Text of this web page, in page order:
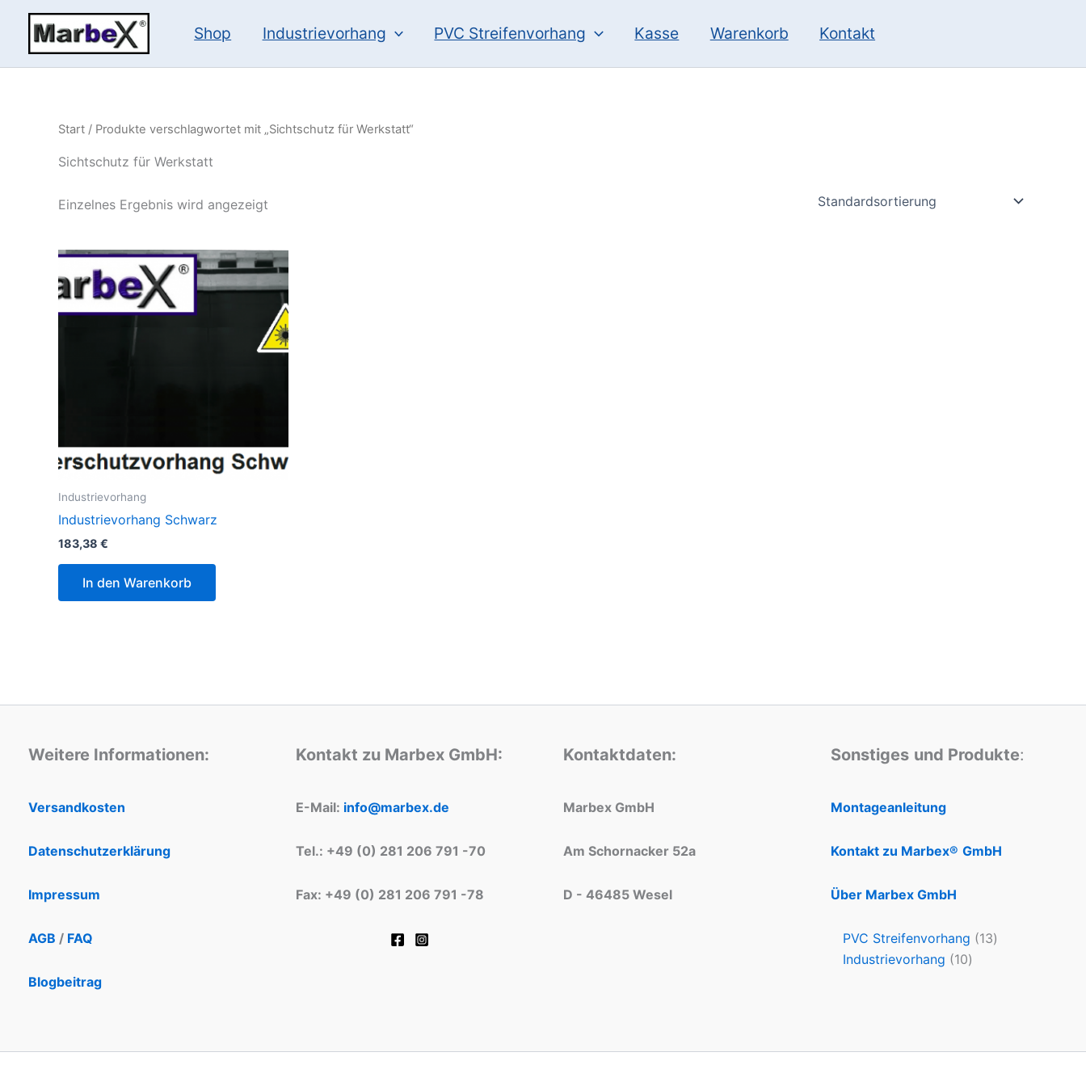
springen
Shop Industrievorhang PVC Streifenvorhang Kasse Warenkorb Kontakt
Start / Produkte verschlagwortet mit „Sichtschutz für Werkstatt“
Sichtschutz für Werkstatt
Einzelnes Ergebnis wird angezeigt
Industrievorhang
Industrievorhang Schwarz
183,38 €
In den Warenkorb
Weitere Informationen:
Versandkosten
Datenschutzerklärung
Impressum
AGB / FAQ
Blogbeitrag
Kontakt zu Marbex GmbH:
E-Mail: info@marbex.de
Tel.: +49 (0) 281 206 791 -70
Fax: +49 (0) 281 206 791 -78
Kontaktdaten:
Marbex GmbH
Am Schornacker 52a
D - 46485 Wesel
Sonstiges und Produkte:
Montageanleitung
Kontakt zu Marbex® GmbH
Über Marbex GmbH
PVC Streifenvorhang 13
Industrievorhang 10